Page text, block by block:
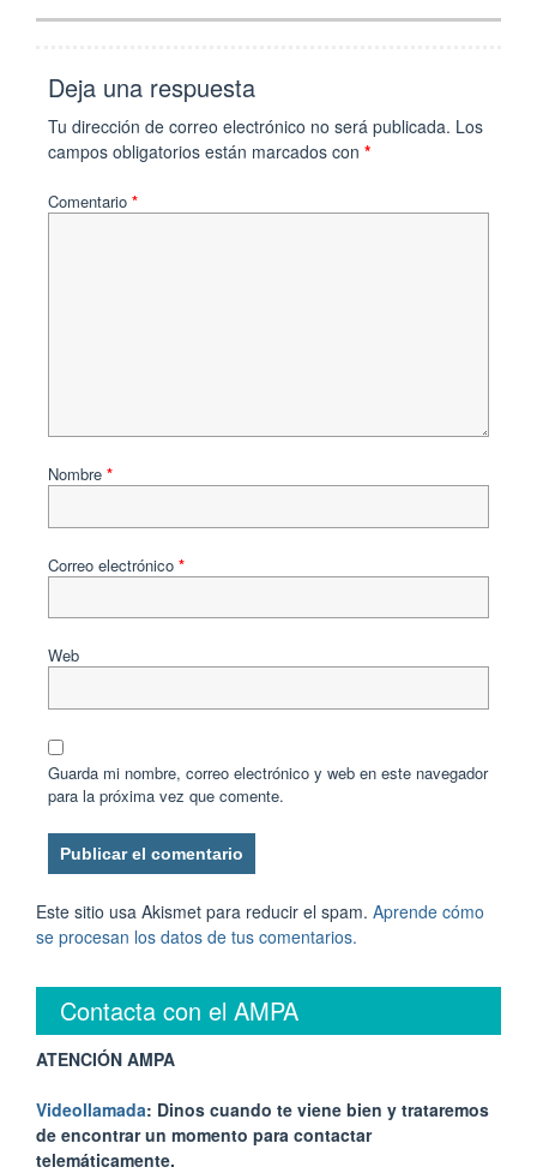
Deja una respuesta
Tu dirección de correo electrónico no será publicada. Los
campos obligatorios están marcados con *
Comentario *
Nombre *
Correo electrónico *
Web
Guarda mi nombre, correo electrónico y web en este navegador
para la próxima vez que comente.
Este sitio usa Akismet para reducir el spam. Aprende cómo
se procesan los datos de tus comentarios.
Contacta con el AMPA
ATENCIÓN AMPA
Videollamada: Dinos cuando te viene bien y trataremos
de encontrar un momento para contactar
telemáticamente.